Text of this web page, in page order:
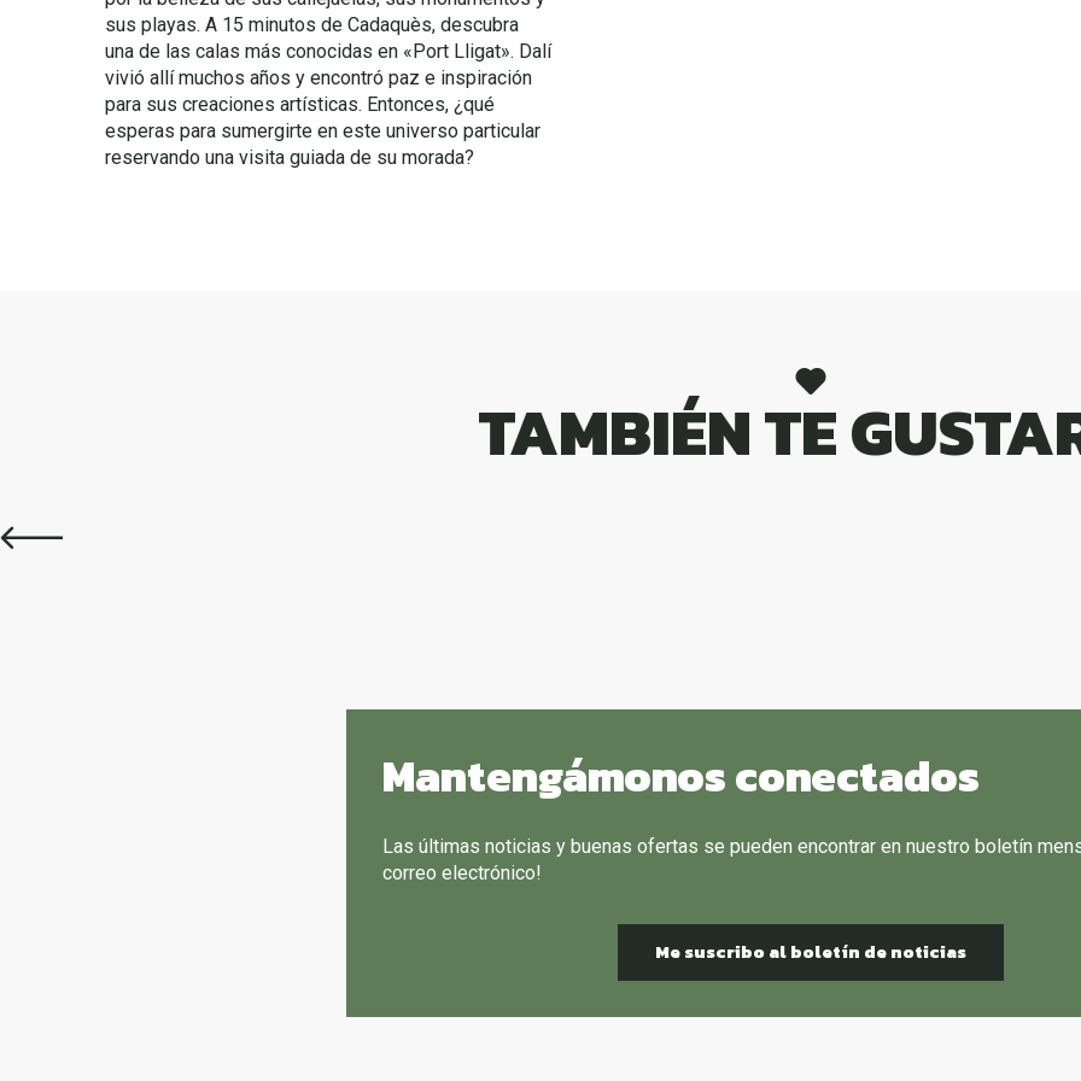
sus playas. A 15 minutos de Cadaquès, descubra
una de las calas más conocidas en «Port Lligat». Dalí
vivió allí muchos años y encontró paz e inspiración
para sus creaciones artísticas. Entonces, ¿qué
esperas para sumergirte en este universo particular
reservando una visita guiada de su morada?
TAMBIÉN TE
Mantengámonos conectados
Las últimas noticias y buenas ofertas se pueden encontrar en nuestro boletín
correo electrónico!
Me suscribo al boletín de noticias